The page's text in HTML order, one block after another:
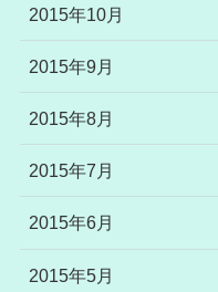
2015年10月
2015年9月
2015年8月
2015年7月
2015年6月
2015年5月